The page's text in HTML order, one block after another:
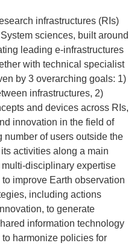
infrastructures (RIs)
sciences, built around
leading e-infrastructures
with technical specialist
by 3 overarching goals: 1)
infrastructures, 2)
and devices across RIs,
innovation in the field of
of users outside the
activities along a main
disciplinary expertise
improve Earth observation
including actions
to generate
information technology
harmonize policies for